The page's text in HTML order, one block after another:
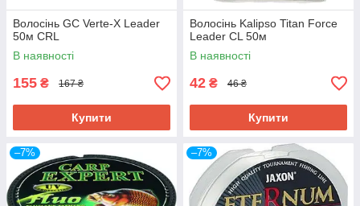
Seamaster CF (150 м)
М'яка, але міцна волосінь, яка призначена
спеціально для лову в морській солоній воді. Має
від 7 до 16 кг залежно від товщини волосіні.
Дізнатися більше
Волосінь GC Verte-X Leader
50м CRL
В наявності
155 ₴ 167 ₴
Купити
Волосінь Kalipso Titan Force
Leader CL 50м
В наявності
42 ₴ 46 ₴
Купити
–7% –7%